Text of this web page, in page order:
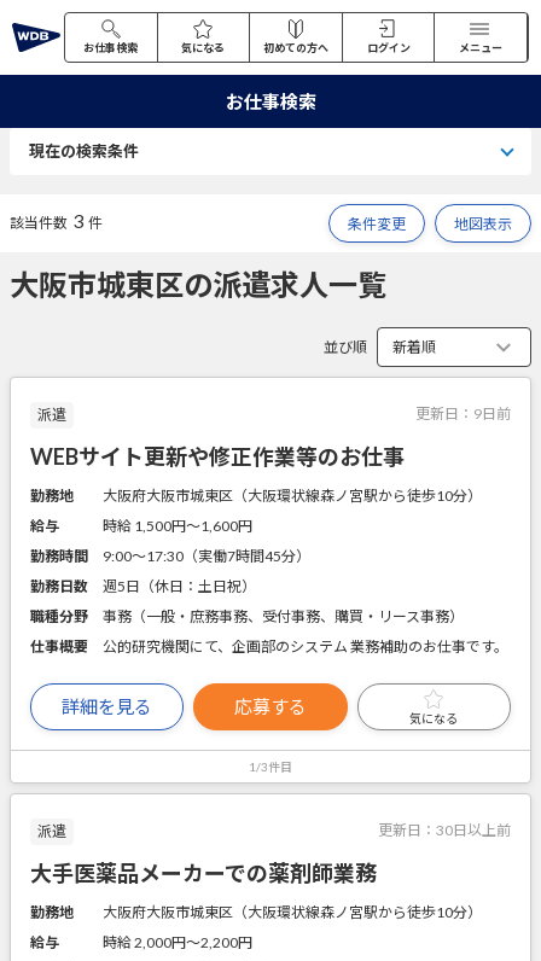
お仕事検索 気になる 初めての方へ ログイン メニュー
お仕事検索
現在の検索条件
該当件数 3 件 条件変更 地図表示
大阪市城東区の派遣求人一覧
並び順
派遣 更新日： 9日前
WEBサイト更新や修正作業等のお仕事
勤務地
大阪府大阪市城東区（大阪環状線森ノ宮駅から徒歩10分）
給与
時給 1,500円〜1,600円
勤務時間
9:00～17:30（実働7時間45分）
勤務日数
週5日（休日：土日祝）
職種分野
事務（一般・庶務事務、受付事務、購買・リース事務）
仕事概要
公的研究機関にて、企画部のシステム 業務補助のお仕事です。
詳細を見る 応募する
気になる
1/3件目
派遣 更新日： 30日以上前
大手医薬品メーカーでの薬剤師業務
勤務地
大阪府大阪市城東区（大阪環状線森ノ宮駅から徒歩10分）
給与
時給 2,000円〜2,200円